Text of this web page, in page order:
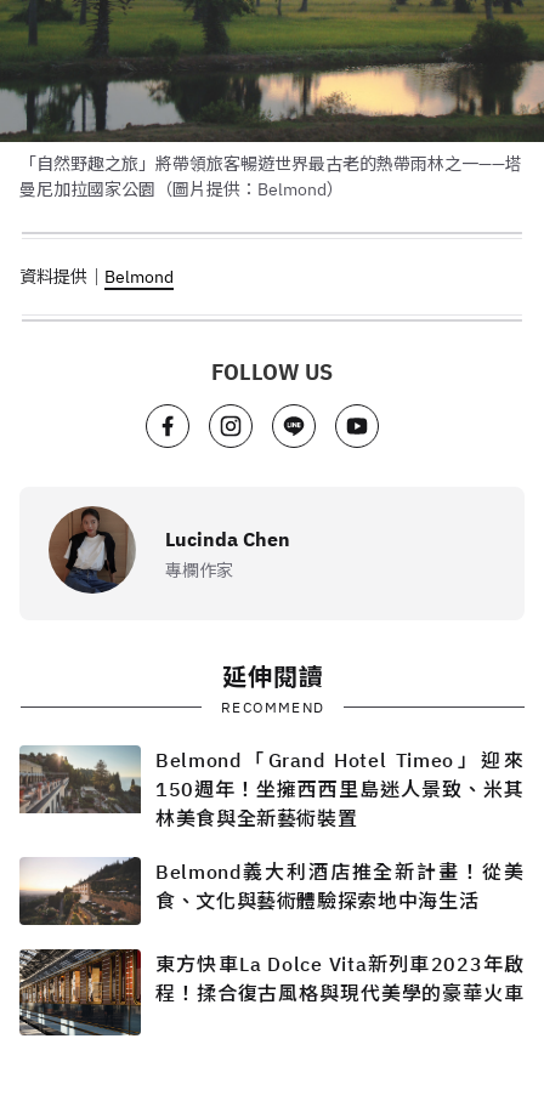
「自然野趣之旅」將帶領旅客暢遊世界最古老的熱帶雨林之一——塔
曼尼加拉國家公園（圖片提供：Belmond）
資料提供｜ Belmond
FOLLOW US
Lucinda Chen
專欄作家
延伸閱讀
RECOMMEND
Belmond「Grand Hotel Timeo」迎來
150週年！坐擁西西里島迷人景致、米其
林美食與全新藝術裝置
Belmond義大利酒店推全新計畫！從美
食、文化與藝術體驗探索地中海生活
東方快車La Dolce Vita新列車2023年啟
程！揉合復古風格與現代美學的豪華火車